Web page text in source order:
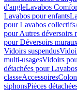
d'angleLavabos
Lavabos pour enfants
pour Lavabos collectifs
pour Autres déversoirs
pour Déversoirs
Vidoirs suspendus
multi-usagesVidoirs
détachées pour
classeAccessoires
siphonsPièces